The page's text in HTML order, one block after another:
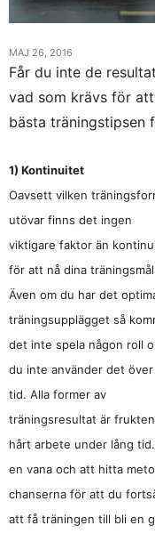
MAJ 26, 2016
Får du inte de
vad som krävs för
bästa träningstipsen
1) Kontinuitet
Oavsett vilken
utövar finns det ingen
viktigare faktor än
för att nå dina
Även om du har det
träningsupplägget så
det inte spela någon roll
du inte använder det över
tid. Alla former av
träningsresultat är
hårt arbete under lång
en vana och att hitta
chanserna för att du
att få träningen till bli en